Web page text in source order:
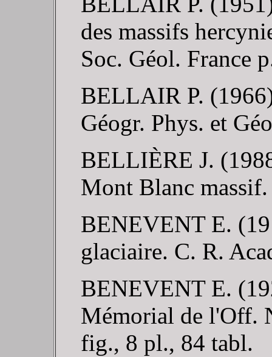
des massifs
Soc. Géol. France
BELLAIR P.
Géogr. Phys. et
BELLIÈRE J.
Mont Blanc
BENEVENT E.
glaciaire. C. R.
BENEVENT E.
Mémorial de l'Off.
fig., 8 pl., 84 tabl.